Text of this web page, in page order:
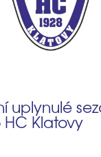
uplynulé
Klatovy